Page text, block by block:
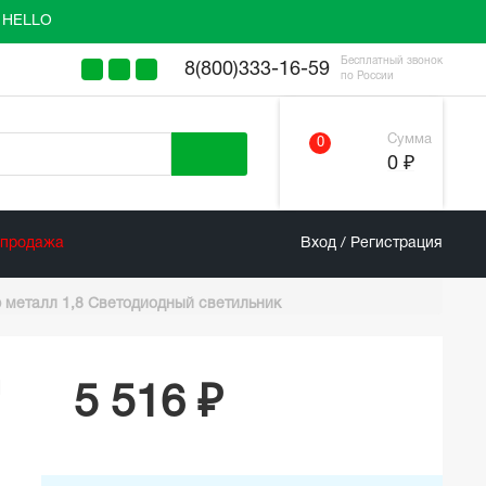
8(800)333-16-59
Бесплатный звонок
по России
0 Сумма
0 ₽
Вход / Регистрация
1,8 Светодиодный светильник
5 516 ₽